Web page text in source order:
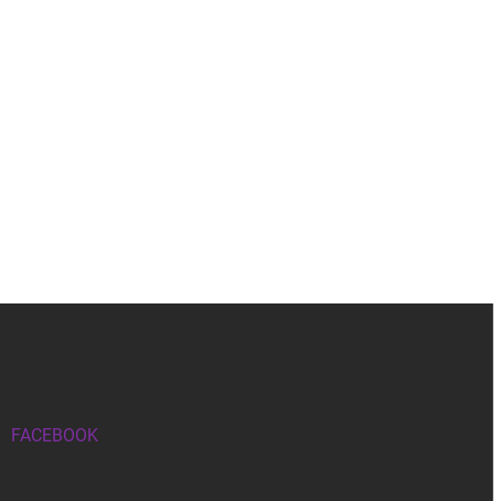
FACEBOOK